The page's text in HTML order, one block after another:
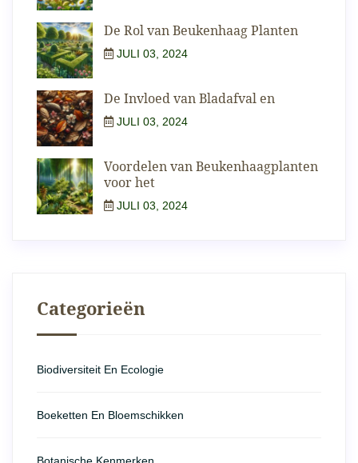
De Rol van Beukenhaag Planten
JULI 03, 2024
De Invloed van Bladafval en
JULI 03, 2024
Voordelen van Beukenhaagplanten
voor het
JULI 03, 2024
Categorieën
Biodiversiteit En Ecologie
Boeketten En Bloemschikken
Botanische Kenmerken